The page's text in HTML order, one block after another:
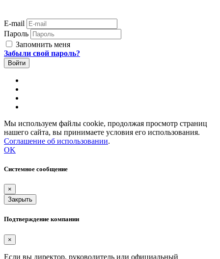
E-mail
Пароль
Запомнить меня
Забыли свой пароль?
Мы используем файлы cookie, продолжая просмотр страниц
нашего сайта, вы принимаете условия его использования.
Соглашение об использовании.
OK
Системное сообщение
×
Закрыть
Подтверждение компании
×
Если вы директор, руководитель или официальный